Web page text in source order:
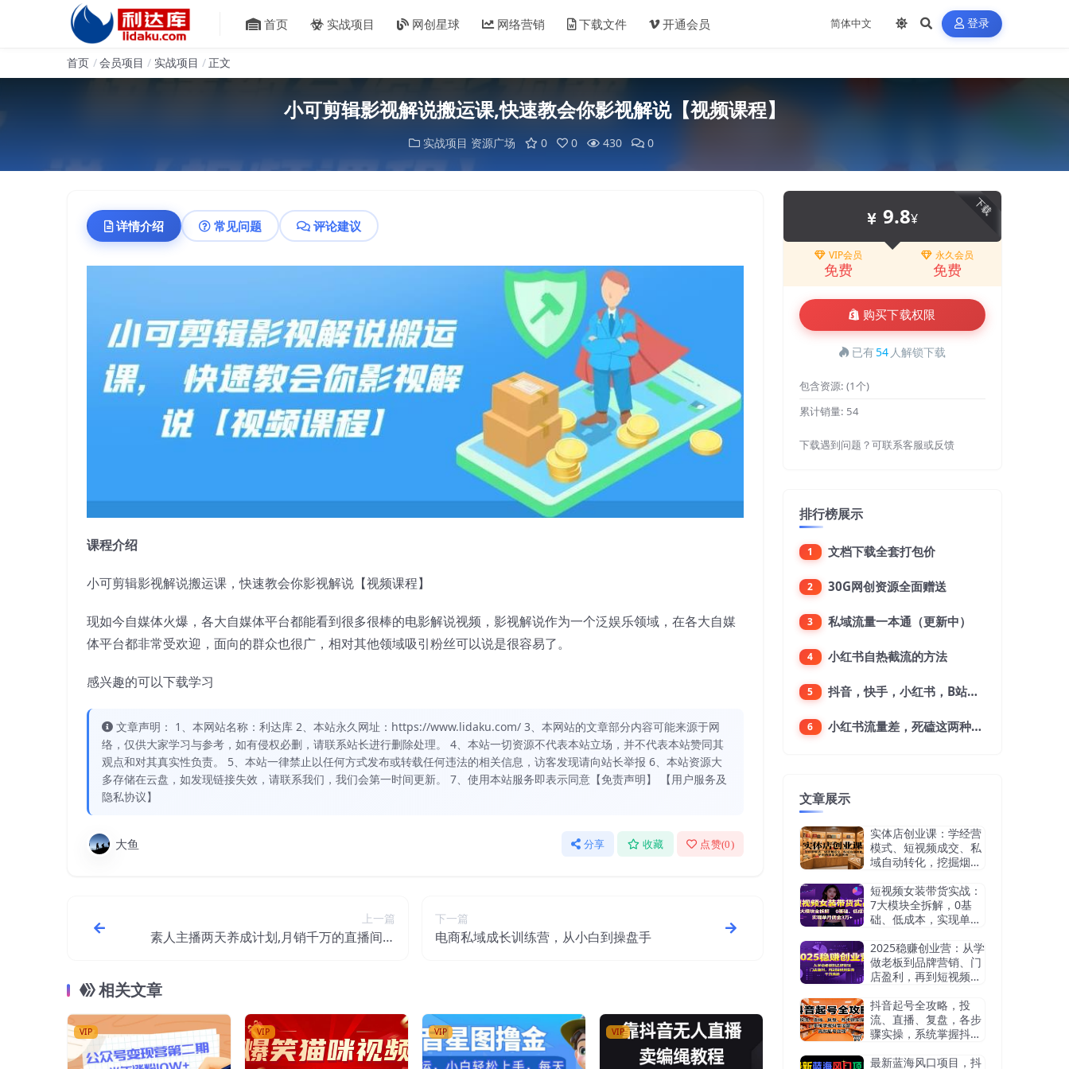
首页 实战项目 网创星球 网络营销 下载文件 开通会员 登录
首页 会员项目 实战项目 正文
小可剪辑影视解说搬运课,快速教会你影视解说【视频课程】
实战项目 资源广场 0 0 430 0
详情介绍 常见问题 评论建议
课程介绍
小可剪辑影视解说搬运课，快速教会你影视解说【视频课程】
现如今自媒体火爆，各大自媒体平台都能看到很多很棒的电影解说视频，影视解说作为一个泛娱乐领域，在各大自媒
体平台都非常受欢迎，面向的群众也很广，相对其他领域吸引粉丝可以说是很容易了。
感兴趣的可以下载学习
文章声明： 1、本网站名称：利达库 2、本站永久网址：https://www.lidaku.com/ 3、本网站的文章部分内容可能来源于网
络，仅供大家学习与参考，如有侵权必删，请联系站长进行删除处理。 4、本站一切资源不代表本站立场，并不代表本站赞同其
观点和对其真实性负责。 5、本站一律禁止以任何方式发布或转载任何违法的相关信息，访客发现请向站长举报 6、本站资源大
多存储在云盘，如发现链接失效，请联系我们，我们会第一时间更新。 7、使用本站服务即表示同意【免责声明】 【用户服务及
隐私协议】
大鱼 分享 收藏 点赞(0)
上一篇
素人主播两天养成计划,月销千万的直播间脚
下一篇
电商私域成长训练营，从小白到操盘手
相关文章
VIP VIP VIP VIP
下载
9.8¥
VIP会员
免费
永久会员
免费
购买下载权限
已有54 人解锁下载
包含资源: (1个)
累计销量: 54
下载遇到问题？可联系客服或反馈
排行榜展示
1 文档下载全套打包价
2 30G网创资源全面赠送
3 私域流量一本通（更新中）
4 小红书自热截流的方法
5 抖音，快手，小红书，B站，微博，微信公众号，微信视频号。每一个平台，都是不一样的机会，对应不一样的赚钱思路
6 小红书流量差，死磕这两种笔记就好
文章展示
实体店创业课：学经营
模式、短视频成交、私
域自动转化，挖掘烟酒
短视频女装带货实战：
7大模块全拆解，0基
础、低成本，实现单月
2025稳赚创业营：从学
做老板到品牌营销、门
店盈利，再到短视频获
抖音起号全攻略，投
流、直播、复盘，各步
骤实操，系统掌握抖音
最新蓝海风口项目，抖